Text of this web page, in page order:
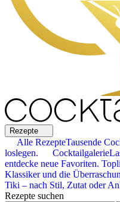
Rezepte
Alle RezepteTausende
loslegen.
Cocktailgalerie
entdecke neue Favoriten.
Klassiker und die
Tiki – nach Stil, Zutat oder
Rezepte suchen